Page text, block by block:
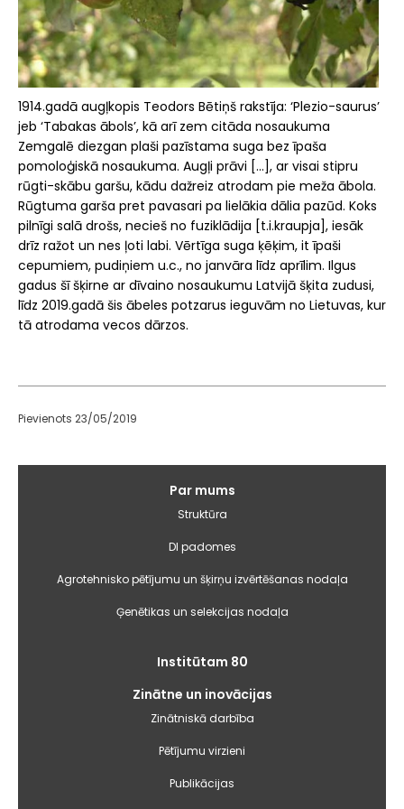
1914.gadā augļkopis Teodors Bētiņš rakstīja: ‘Plezio-saurus’
jeb ‘Tabakas ābols’, kā arī zem citāda nosaukuma
Zemgalē diezgan plaši pazīstama suga bez īpaša
pomoloģiskā nosaukuma. Augļi prāvi [...], ar visai stipru
rūgti-skābu garšu, kādu dažreiz atrodam pie meža ābola.
Rūgtuma garša pret pavasari pa lielākia dālia pazūd. Koks
pilnīgi salā drošs, necieš no fuziklādija [t.i.kraupja], iesāk
drīz ražot un nes ļoti labi. Vērtīga suga ķēķim, it īpaši
cepumiem, pudiņiem u.c., no janvāra līdz aprīlim. Ilgus
gadus šī šķirne ar dīvaino nosaukumu Latvijā šķita zudusi,
līdz 2019.gadā šis ābeles potzarus ieguvām no Lietuvas, kur
tā atrodama vecos dārzos.
Pievienots 23/05/2019
Par mums
Struktūra
DI padomes
Agrotehnisko pētījumu un šķirņu izvērtēšanas nodaļa
Ģenētikas un selekcijas nodaļa
Institūtam 80
Zinātne un inovācijas
Zinātniskā darbība
Pētījumu virzieni
Publikācijas